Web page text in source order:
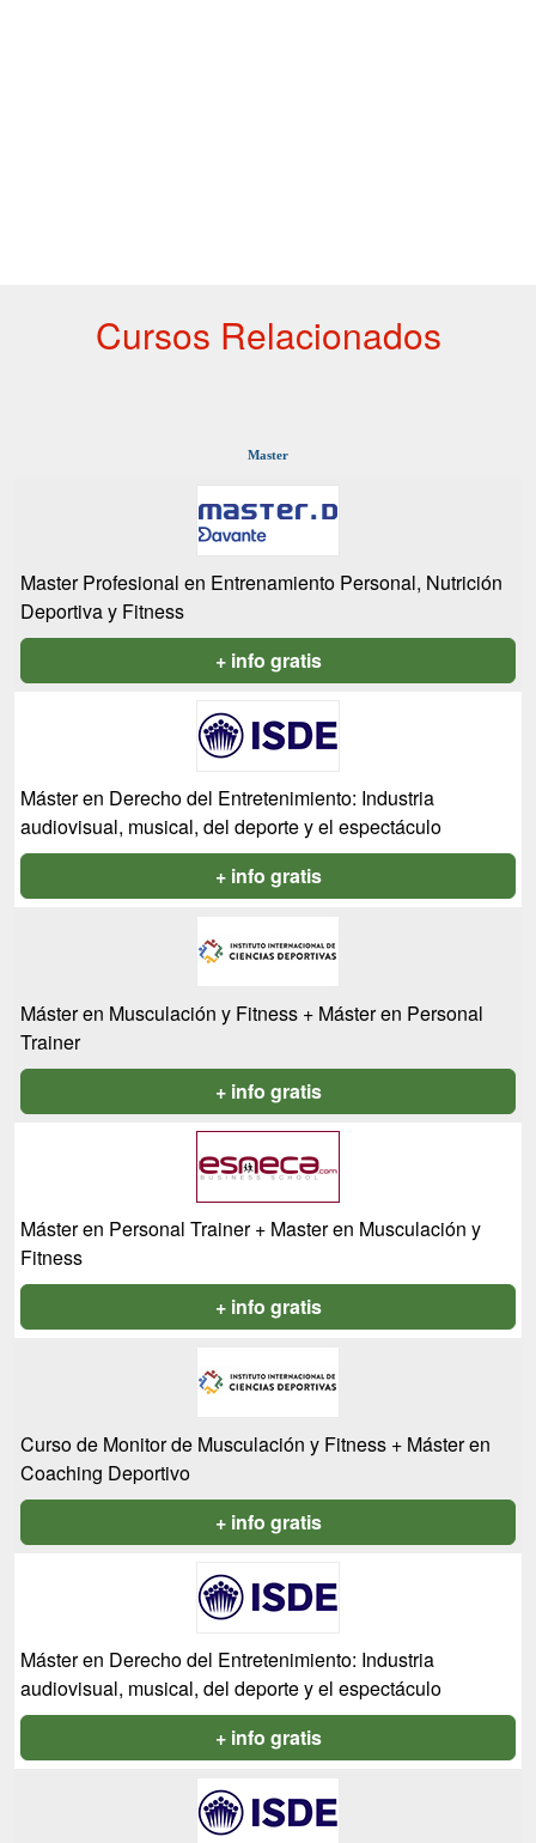
Cursos Relacionados
Master
Master Profesional en Entrenamiento Personal, Nutrición
Deportiva y Fitness
+ info gratis
Máster en Derecho del Entretenimiento: Industria
audiovisual, musical, del deporte y el espectáculo
+ info gratis
Máster en Musculación y Fitness + Máster en Personal
Trainer
+ info gratis
Máster en Personal Trainer + Master en Musculación y
Fitness
+ info gratis
Curso de Monitor de Musculación y Fitness + Máster en
Coaching Deportivo
+ info gratis
Máster en Derecho del Entretenimiento: Industria
audiovisual, musical, del deporte y el espectáculo
+ info gratis